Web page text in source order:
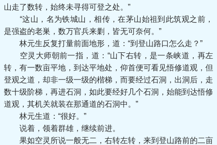
山走了数转，始终未寻得可登之处。”
“这山，名为铁城山，相传，在茅山始祖到此筑观之前，
是强盗的老巣，数万官兵来剿，皆无可奈何。”
林元生反复打量前面地形，道：“到登山路口怎么走？”
空灵大师朝前一指，道：“山下右转，是一条峡道，再左
转，有一数亩平地，到达平地处，仰首便可看见悟修道观，但
登观之道，却非一级一级的楷梯，而要经过石洞，出洞后，走
数十级阶梯，再进石洞，如此要经好几个石洞，始能到达悟修
道观，其机关就装在那通道的石洞中。”
林元生道：“很好。”
说着，领着群雄，继续前进。
果如空灵所说一般无二，右转左转，来到登山路前的二亩